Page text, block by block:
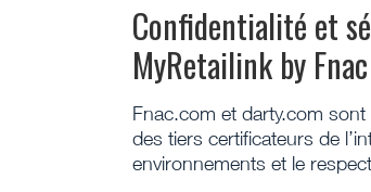
Confidentialité et
MyRetailink by
Fnac.com et darty.com sont
des tiers certificateurs de
environnements et le